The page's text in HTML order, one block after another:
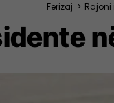
Ferizaj > Rajoni